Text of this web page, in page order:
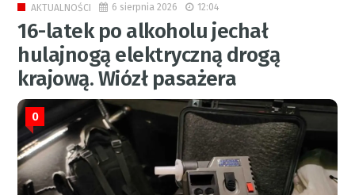
AKTUALNOŚCI 6 sierpnia 2026 12:04
16-latek po alkoholu jechał
hulajnogą elektryczną drogą
krajową. Wiózł pasażera
0